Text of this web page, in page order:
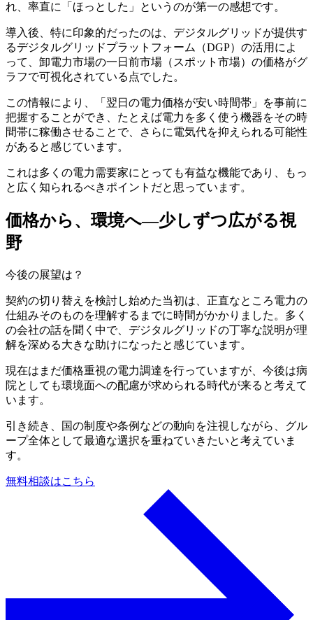
れ、率直に「ほっとした」というのが第一の感想です。
導入後、特に印象的だったのは、デジタルグリッドが提供す
るデジタルグリッドプラットフォーム（DGP）の活用によ
って、卸電力市場の一日前市場（スポット市場）の価格がグ
ラフで可視化されている点でした。
この情報により、「翌日の電力価格が安い時間帯」を事前に
把握することができ、たとえば電力を多く使う機器をその時
間帯に稼働させることで、さらに電気代を抑えられる可能性
があると感じています。
これは多くの電力需要家にとっても有益な機能であり、もっ
と広く知られるべきポイントだと思っています。
価格から、環境へ―少しずつ広がる視
野
今後の展望は？
契約の切り替えを検討し始めた当初は、正直なところ電力の
仕組みそのものを理解するまでに時間がかかりました。多く
の会社の話を聞く中で、デジタルグリッドの丁寧な説明が理
解を深める大きな助けになったと感じています。
現在はまだ価格重視の電力調達を行っていますが、今後は病
院としても環境面への配慮が求められる時代が来ると考えて
います。
引き続き、国の制度や条例などの動向を注視しながら、グル
ープ全体として最適な選択を重ねていきたいと考えていま
す。
無料相談はこちら